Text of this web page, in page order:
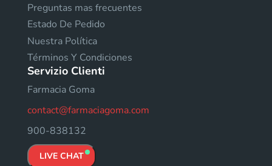
Preguntas mas frecuentes
Estado De Pedido
Nuestra Política
Términos Y Condiciones
Servizio Clienti
Farmacia Goma
contact@farmaciagoma.com
900-838132
LIVE CHAT